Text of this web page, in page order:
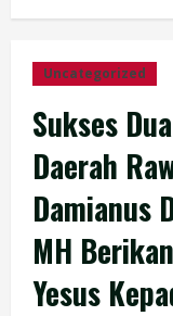
Uncategorized
Sukses
Daerah
Damianus
MH
Yesus